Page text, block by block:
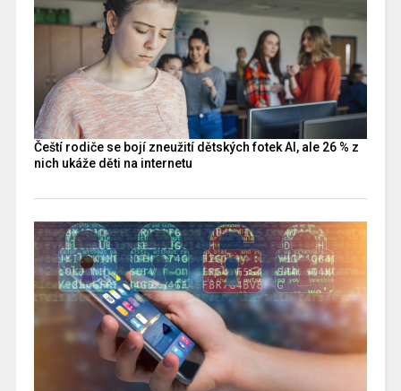
Čeští rodiče se bojí zneužití dětských fotek AI, ale 26 % z
nich ukáže děti na internetu